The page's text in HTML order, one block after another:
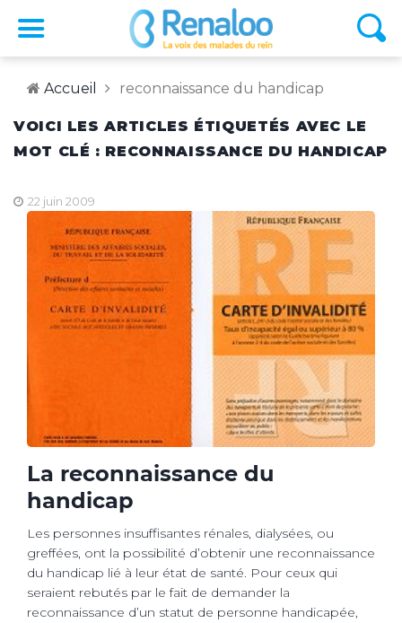
Accueil reconnaissance du handicap
VOICI LES ARTICLES ÉTIQUETÉS AVEC LE
MOT CLÉ : RECONNAISSANCE DU HANDICAP
22 juin 2009
La reconnaissance du
handicap
Les personnes insuffisantes rénales, dialysées, ou
greffées, ont la possibilité d’obtenir une reconnaissance
du handicap lié à leur état de santé. Pour ceux qui
seraient rebutés par le fait de demander la
reconnaissance d’un statut de personne handicapée,